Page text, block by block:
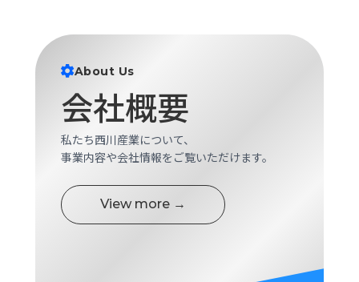
About Us
会社概要
私たち西川産業について、
事業内容や会社情報をご覧いただけます。
View more →